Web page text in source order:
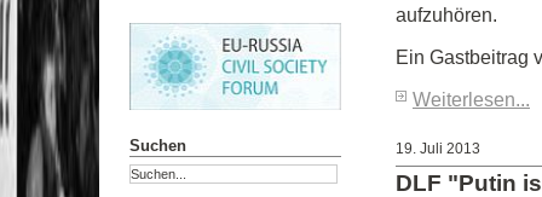
aufzuhören.
Ein Gastbeitrag
Weiterlesen...
19. Juli 2013
DLF "Putin
Suchen